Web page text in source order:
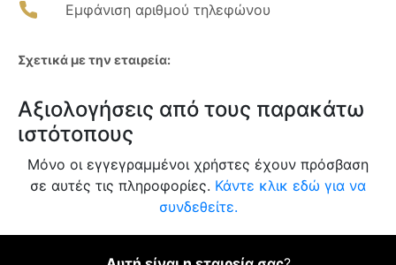
Εμφάνιση αριθμού τηλεφώνου
Σχετικά με την εταιρεία:
Αξιολογήσεις από τους παρακάτω
ιστότοπους
Μόνο οι εγγεγραμμένοι χρήστες έχουν πρόσβαση
σε αυτές τις πληροφορίες. Κάντε κλικ εδώ για να
συνδεθείτε.